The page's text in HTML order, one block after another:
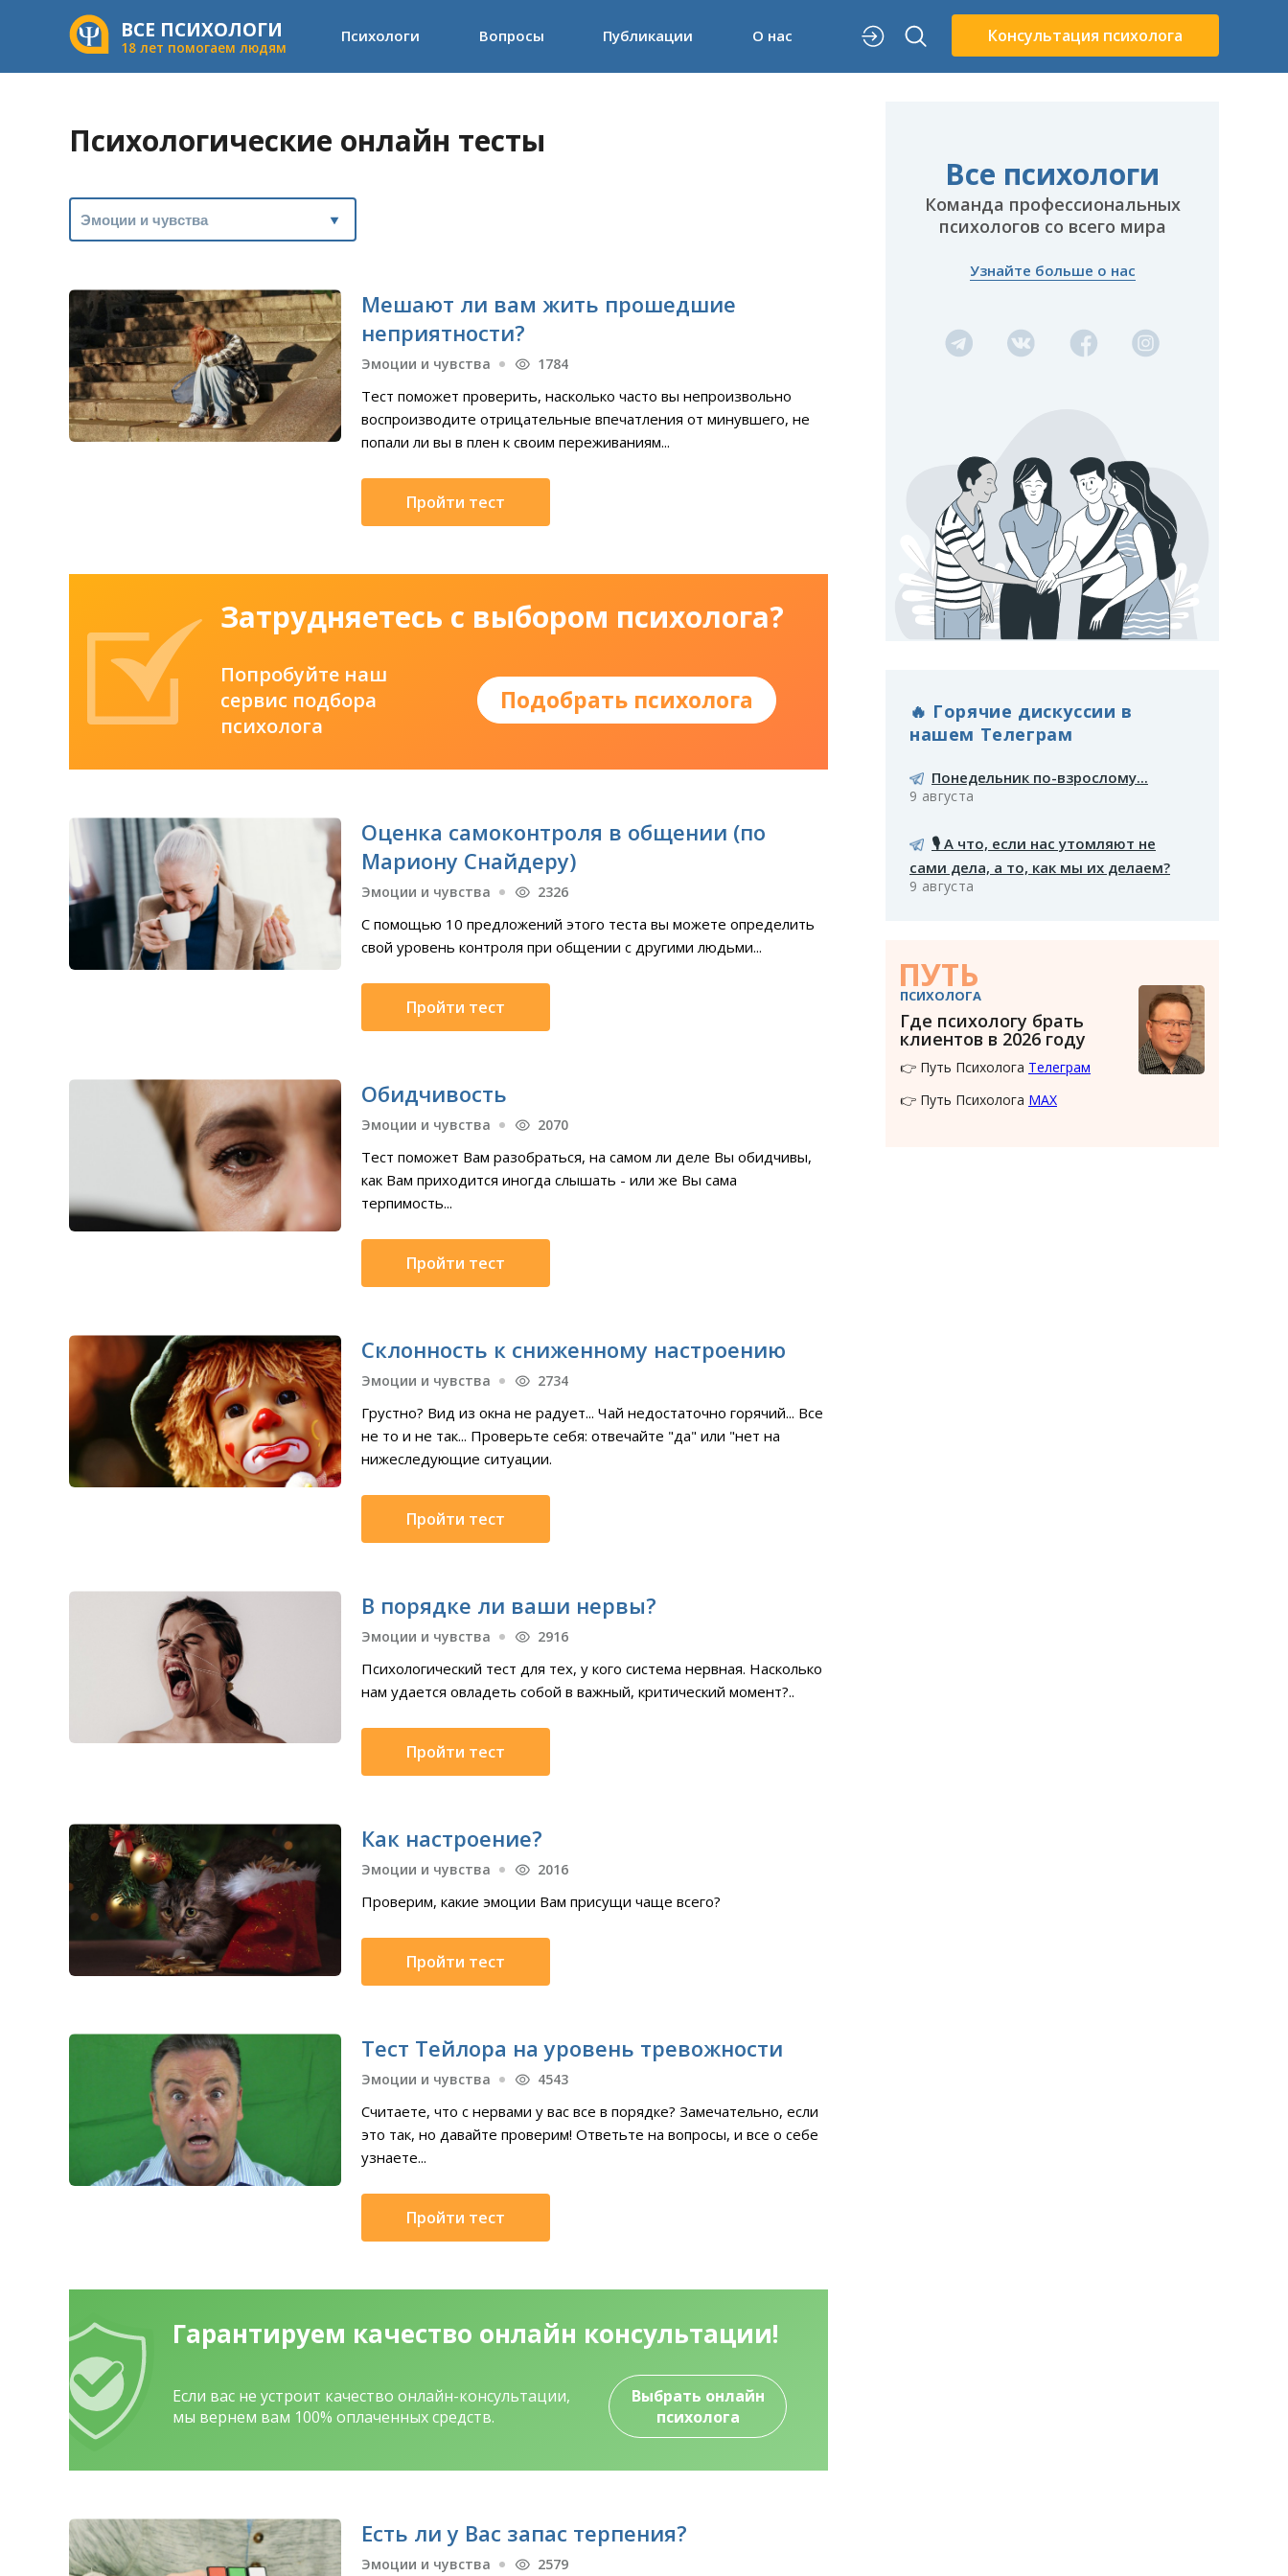
ВСЕ ПСИХОЛОГИ
18 лет помогаем людям
Психологи Вопросы Публикации О нас Консультация психолога
Психологические онлайн тесты
Мешают ли вам жить прошедшие
неприятности?
Эмоции и чувства 1784
Тест поможет проверить, насколько часто вы непроизвольно
воспроизводите отрицательные впечатления от минувшего, не
попали ли вы в плен к своим переживаниям...
Пройти тест
Затрудняетесь с выбором психолога?
Попробуйте наш
сервис подбора
психолога
Подобрать психолога
Оценка самоконтроля в общении (по
Мариону Снайдеру)
Эмоции и чувства 2326
С помощью 10 предложений этого теста вы можете определить
свой уровень контроля при общении с другими людьми...
Пройти тест
Обидчивость
Эмоции и чувства 2070
Тест поможет Вам разобраться, на самом ли деле Вы обидчивы,
как Вам приходится иногда слышать - или же Вы сама
терпимость...
Пройти тест
Склонность к сниженному настроению
Эмоции и чувства 2734
Грустно? Вид из окна не радует... Чай недостаточно горячий... Все
не то и не так... Проверьте себя: отвечайте "да" или "нет на
нижеследующие ситуации.
Пройти тест
В порядке ли ваши нервы?
Эмоции и чувства 2916
Психологический тест для тех, у кого система нервная. Насколько
нам удается овладеть собой в важный, критический момент?..
Пройти тест
Как настроение?
Эмоции и чувства 2016
Проверим, какие эмоции Вам присущи чаще всего?
Пройти тест
Тест Тейлора на уровень тревожности
Эмоции и чувства 4543
Считаете, что с нервами у вас все в порядке? Замечательно, если
это так, но давайте проверим! Ответьте на вопросы, и все о себе
узнаете...
Пройти тест
Гарантируем качество онлайн консультации!
Если вас не устроит качество онлайн-консультации,
мы вернем вам 100% оплаченных средств.
Выбрать онлайн
психолога
Есть ли у Вас запас терпения?
Эмоции и чувства 2579
Все психологи
Команда профессиональных
психологов со всего мира
Узнайте больше о нас
🔥 Горячие дискуссии в
нашем Телеграм
Понедельник по-взрослому...
9 августа
🎙️ А что, если нас утомляют не
сами дела, а то, как мы их делаем?
9 августа
ПУТЬ
ПСИХОЛОГА
Где психологу брать
клиентов в 2026 году
👉 Путь Психолога Телеграм
👉 Путь Психолога MAX